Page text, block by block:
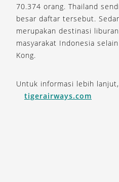
70.374 orang. Thailand
besar daftar tersebut.
merupakan destinasi
masyarakat Indonesia
Kong.
Untuk informasi lebih
tigerairways.com